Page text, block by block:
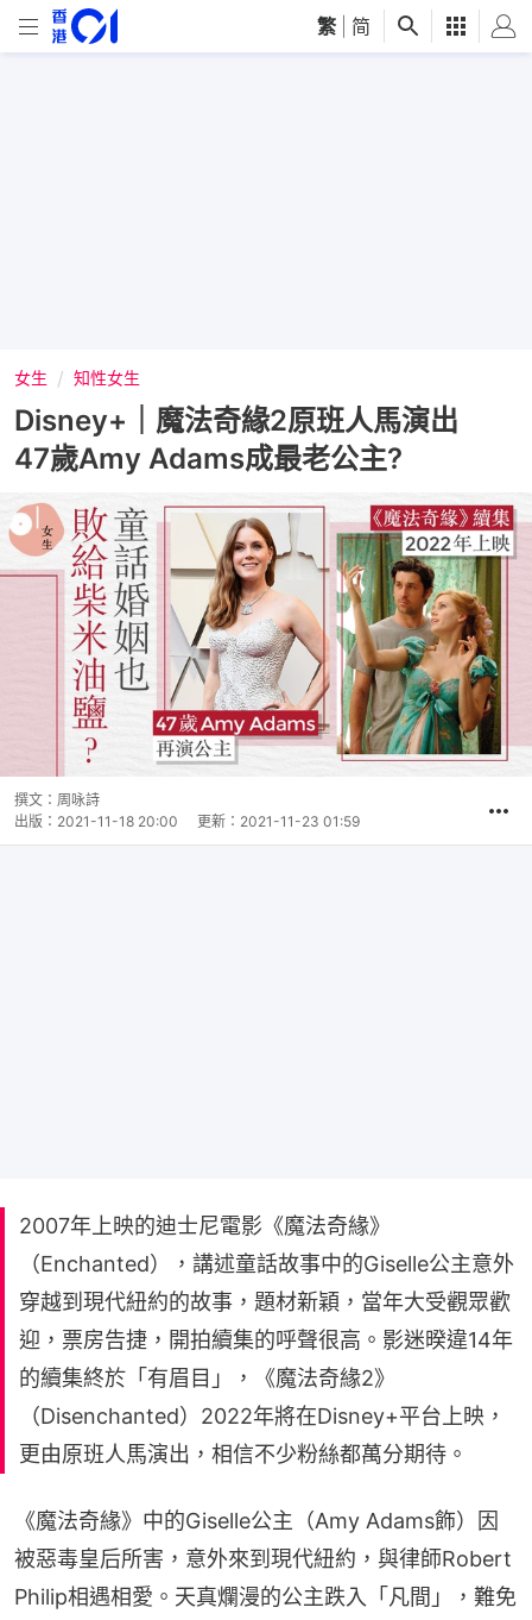
繁 简
女生 知性女生
Disney+｜魔法奇緣2原班人馬演出
47歲Amy Adams成最老公主?
撰文： 周咏詩
出版： 2021-11-18 20:00 更新： 2021-11-23 01:59
2007年上映的迪士尼電影《魔法奇緣》
（Enchanted），講述童話故事中的Giselle公主意外
穿越到現代紐約的故事，題材新穎，當年大受觀眾歡
迎，票房告捷，開拍續集的呼聲很高。影迷暌違14年
的續集終於「有眉目」，《魔法奇緣2》
（Disenchanted）2022年將在Disney+平台上映，
更由原班人馬演出，相信不少粉絲都萬分期待。
《魔法奇緣》中的Giselle公主（Amy Adams飾）因
被惡毒皇后所害，意外來到現代紐約，與律師Robert
Philip相遇相愛。天真爛漫的公主跌入「凡間」，難免